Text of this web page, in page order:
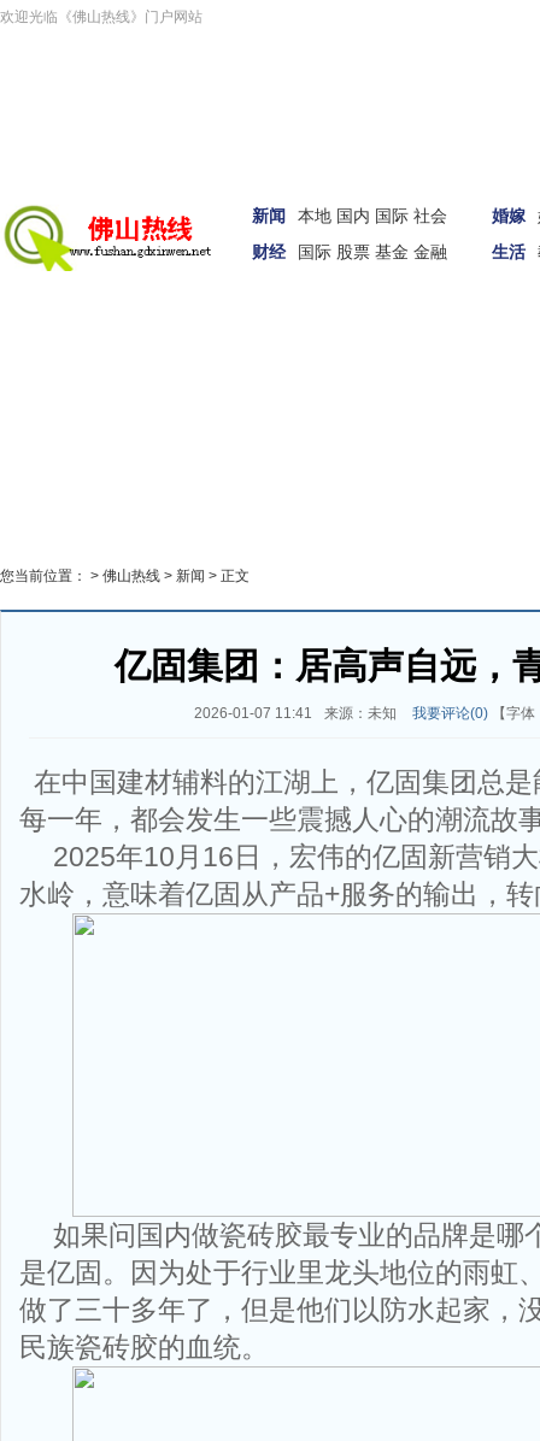
欢迎光临《佛山热线》门户网站
新闻 本地 国内 国际 社会
财经
国际 股票 基金 金融
婚嫁
生活
您当前位置： > 佛山热线 > 新闻 > 正文
亿固集团：居高声自远，
2026-01-07 11:41 来源：未知 我要评论(0)【字体
在中国建材辅料的江湖上，亿固集团总
每一年，都会发生一些震撼人心的潮流故
2025年10月16日，宏伟的亿固新营销
水岭，意味着亿固从产品+服务的输出，
如果问国内做瓷砖胶最专业的品牌是哪
是亿固。因为处于行业里龙头地位的雨虹
做了三十多年了，但是他们以防水起家，
民族瓷砖胶的血统。